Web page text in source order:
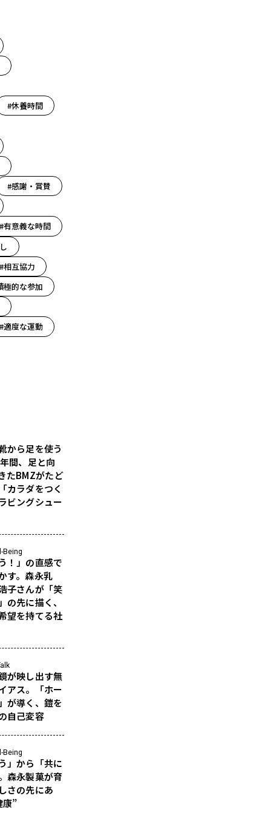
#休養時間
#感謝・賞賛
有意義な時間
相互協力
極的な参加
適度な運動
から足を使う
間、足と向
たBMZがたど
カラダをつく
ビングシュー
Being
！」の直感で
す。森永乳
子さんが「笑
の先に描く、
望を持てる社
が映し出す無
アス。「ホー
が導く、鎧を
自己変容
Being
」から「共に
森永製菓が育
さの先にあ
康”